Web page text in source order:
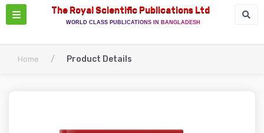
The Royal Scientific Publications Ltd
WORLD CLASS PUBLICATIONS IN BANGLADESH
Home / Product Details